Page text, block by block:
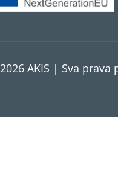
2026 AKIS | Sva prava